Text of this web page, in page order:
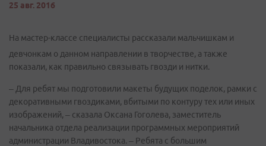
25 авг. 2016
На мастер-классе специалисты рассказали мальчишкам и
девчонкам о данном направлении в творчестве, а также
показали, как правильно связывать гвозди и нитки.
– Для ребят мы подготовили макеты будущих поделок, рамки с
декоративными гвоздиками, вбитыми по контуру тех или иных
изображений, – сказала Оксана Гоголева, заместитель
начальника отдела реализации программных мероприятий
администрации Владивостока. – Ребята с большим